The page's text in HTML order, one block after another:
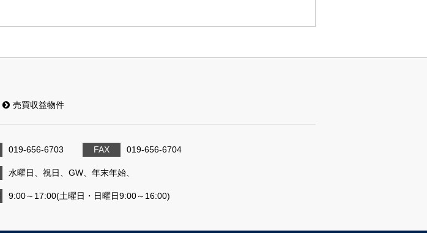
売買収益物件
019-656-6703 FAX 019-656-6704
水曜日、祝日、GW、年末年始、
9:00～17:00(土曜日・日曜日9:00～16:00)